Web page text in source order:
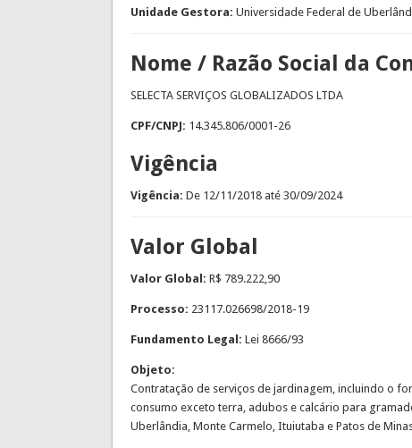
Unidade Gestora: Universidade Federal de
Nome / Razão Social da
SELECTA SERVIÇOS GLOBALIZADOS LTDA
CPF/CNPJ: 14.345.806/0001-26
Vigência
Vigência: De 12/11/2018até 30/09/2024
Valor Global
Valor Global: R$ 789.222,90
Processo: 23117.026698/2018-19
Fundamento Legal: Lei 8666/93
Objeto:
Contratação de serviços de jardinagem, incluindo o
consumo exceto terra, adubos e calcário para
Uberlândia, Monte Carmelo, Ituiutaba e Patos de